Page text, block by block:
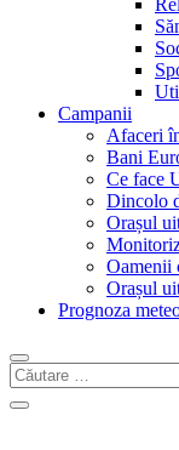
Campanii
Afaceri
Bani
Ce face
Dincolo
Orașul
Oamenii
Orașul
Prognoza